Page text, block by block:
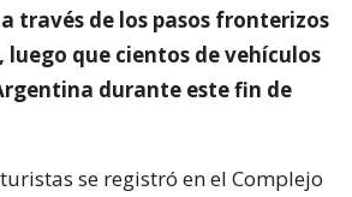
través de los pasos fronterizos
luego que cientos de vehículos
durante este fin de
se registró en el Complejo